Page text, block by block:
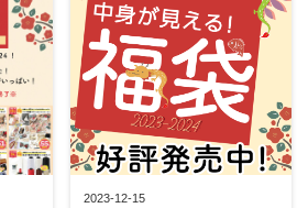
2023-12-15